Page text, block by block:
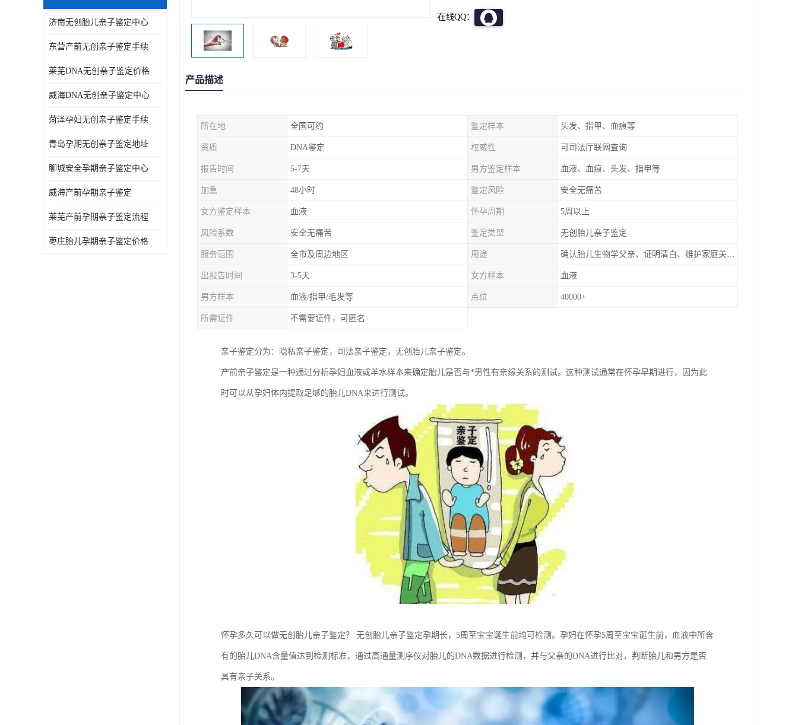
济南无创胎儿亲子鉴定中心
东营产前无创亲子鉴定手续
莱芜DNA无创亲子鉴定价格
威海DNA无创亲子鉴定中心
菏泽孕妇无创亲子鉴定手续
青岛孕期无创亲子鉴定地址
聊城安全孕期亲子鉴定中心
威海产前孕期亲子鉴定
莱芜产前孕期亲子鉴定流程
枣庄胎儿孕期亲子鉴定价格
在线QQ：
产品描述
所在地 全国可约 鉴定样本 头发、指甲、血痕等
资质 DNA鉴定 权威性 可司法厅联网查询
报告时间 5-7天 男方鉴定样本 血液、血痕、头发、指甲等
加急 48小时 鉴定风险 安全无痛苦
女方鉴定样本 血液 怀孕周期 5周以上
风险系数 安全无痛苦 鉴定类型 无创胎儿亲子鉴定
服务范围 全市及周边地区 用途 确认胎儿生物学父亲、证明清白、维护家庭关系、非婚生子女的血缘鉴定
出报告时间 3-5天 女方样本 血液
男方样本 血液/指甲/毛发等 点位 40000+
所需证件 不需要证件，可匿名
亲子鉴定分为：隐私亲子鉴定，司法亲子鉴定，无创胎儿亲子鉴定。
产前亲子鉴定是一种通过分析孕妇血液或羊水样本来确定胎儿是否与*男性有亲缘关系的测试。这种测试通常在怀孕早期进行，因为此
时可以从孕妇体内提取足够的胎儿DNA来进行测试。
怀孕多久可以做无创胎儿亲子鉴定？ 无创胎儿亲子鉴定孕期长，5周至宝宝诞生前均可检测。孕妇在怀孕5周至宝宝诞生前，血液中所含
有的胎儿DNA含量值达到检测标准，通过高通量测序仪对胎儿的DNA数据进行检测，并与父亲的DNA进行比对，判断胎儿和男方是否
具有亲子关系。